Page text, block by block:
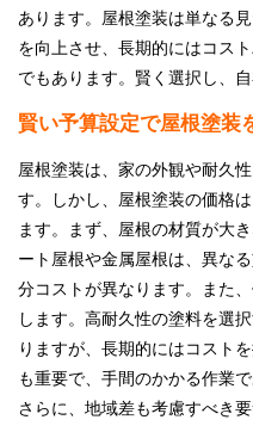
あります。屋根塗装は単なる
を向上させ、長期的にはコス
でもあります。賢く選択し、
賢い予算設定で屋根塗装
屋根塗装は、家の外観や耐久
す。しかし、屋根塗装の価格
ます。まず、屋根の材質が大
ート屋根や金属屋根は、異な
分コストが異なります。また
します。高耐久性の塗料を選
りますが、長期的にはコスト
も重要で、手間のかかる作業
さらに、地域差も考慮すべき